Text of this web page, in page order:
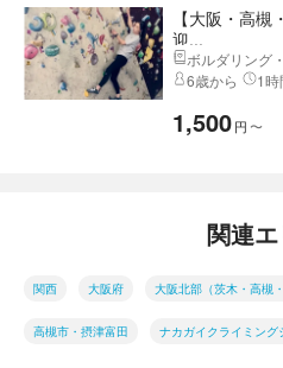
【大阪・高
迎...
ボルダリング
6歳から
1時
1,500円 〜
関連
関西 大阪府 大阪北部（茨木・高槻
高槻市・摂津富田 ナカガイクライミング